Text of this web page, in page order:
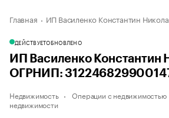
Главная ИП Василенко Константин
ДЕЙСТВУЕТОБНОВЛЕНО
ИП Василенко Константин
ОГРНИП:
Недвижимость Операции с недвижимостью
недвижимости